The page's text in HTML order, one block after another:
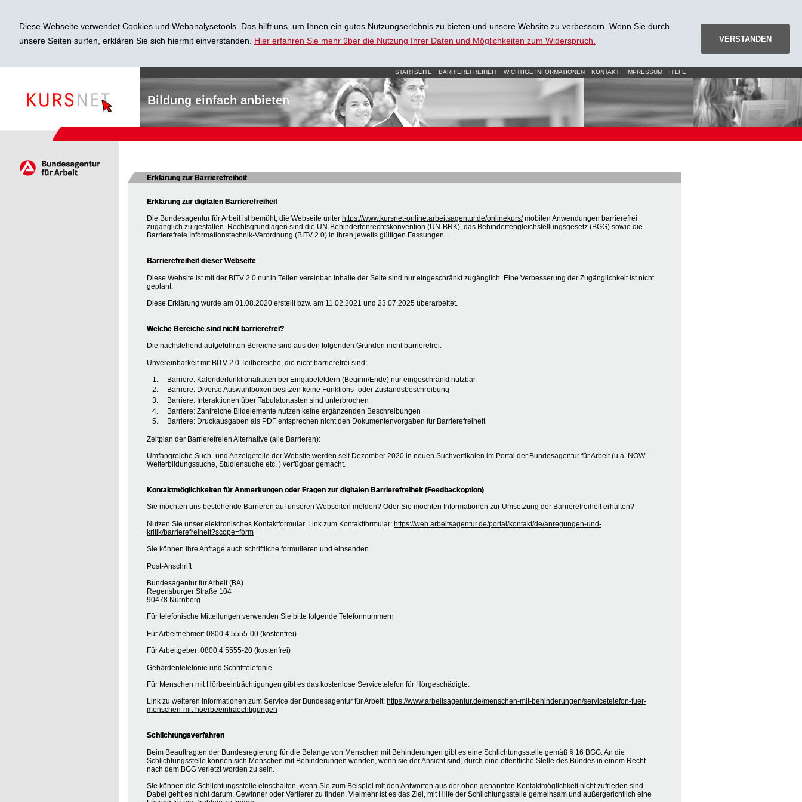
Diese Webseite verwendet Cookies und Webanalysetools. Das hilft uns, um Ihnen ein gutes Nutzungserlebnis zu bieten und unsere Website zu verbessern. Wenn Sie durch
unsere Seiten surfen, erklären Sie sich hiermit einverstanden. Hier erfahren Sie mehr über die Nutzung Ihrer Daten und Möglichkeiten zum Widerspruch. VERSTANDEN
STARTSEITE BARRIEREFREIHEIT WICHTIGE INFORMATIONEN KONTAKT IMPRESSUM HILFE
Bildung einfach anbieten
Erklärung zur Barrierefreiheit
Erklärung zur digitalen Barrierefreiheit
Die Bundesagentur für Arbeit ist bemüht, die Webseite unter https://www.kursnet-online.arbeitsagentur.de/onlinekurs/mobilen Anwendungen barrierefrei
zugänglich zu gestalten. Rechtsgrundlagen sind die UN-Behindertenrechtskonvention (UN-BRK), das Behindertengleichstellungsgesetz (BGG) sowie die
Barrierefreie Informationstechnik-Verordnung (BITV 2.0) in ihren jeweils gültigen Fassungen.
Barrierefreiheit dieser Webseite
Diese Website ist mit der BITV 2.0 nur in Teilen vereinbar. Inhalte der Seite sind nur eingeschränkt zugänglich. Eine Verbesserung der Zugänglichkeit ist nicht
geplant.
Diese Erklärung wurde am 01.08.2020 erstellt bzw. am 11.02.2021 und 23.07.2025 überarbeitet.
Welche Bereiche sind nicht barrierefrei?
Die nachstehend aufgeführten Bereiche sind aus den folgenden Gründen nicht barrierefrei:
Unvereinbarkeit mit BITV 2.0 Teilbereiche, die nicht barrierefrei sind:
Barriere: Kalenderfunktionalitäten bei Eingabefeldern (Beginn/Ende) nur eingeschränkt nutzbar
Barriere: Diverse Auswahlboxen besitzen keine Funktions- oder Zustandsbeschreibung
Barriere: Interaktionen über Tabulatortasten sind unterbrochen
Barriere: Zahlreiche Bildelemente nutzen keine ergänzenden Beschreibungen
Barriere: Druckausgaben als PDF entsprechen nicht den Dokumentenvorgaben für Barrierefreiheit
Zeitplan der Barrierefreien Alternative (alle Barrieren):
Umfangreiche Such- und Anzeigeteile der Website werden seit Dezember 2020 in neuen Suchvertikalen im Portal der Bundesagentur für Arbeit (u.a. NOW
Weiterbildungssuche, Studiensuche etc. ) verfügbar gemacht.
Kontaktmöglichkeiten für Anmerkungen oder Fragen zur digitalen Barrierefreiheit (Feedbackoption)
Sie möchten uns bestehende Barrieren auf unseren Webseiten melden? Oder Sie möchten Informationen zur Umsetzung der Barrierefreiheit erhalten?
Nutzen Sie unser elektronisches Kontaktformular. Link zum Kontaktformular: https://web.arbeitsagentur.de/portal/kontakt/de/anregungen-und-
kritik/barrierefreiheit?scope=form
Sie können ihre Anfrage auch schriftliche formulieren und einsenden.
Post-Anschrift
Bundesagentur für Arbeit (BA)
Regensburger Straße 104
90478 Nürnberg
Für telefonische Mitteilungen verwenden Sie bitte folgende Telefonnummern
Für Arbeitnehmer: 0800 4 5555-00 (kostenfrei)
Für Arbeitgeber: 0800 4 5555-20 (kostenfrei)
Gebärdentelefonie und Schrifttelefonie
Für Menschen mit Hörbeeinträchtigungen gibt es das kostenlose Servicetelefon für Hörgeschädigte.
Link zu weiteren Informationen zum Service der Bundesagentur für Arbeit: https://www.arbeitsagentur.de/menschen-mit-behinderungen/servicetelefon-fuer-
menschen-mit-hoerbeeintraechtigungen
Schlichtungsverfahren
Beim Beauftragten der Bundesregierung für die Belange von Menschen mit Behinderungen gibt es eine Schlichtungsstelle gemäß § 16 BGG. An die
Schlichtungsstelle können sich Menschen mit Behinderungen wenden, wenn sie der Ansicht sind, durch eine öffentliche Stelle des Bundes in einem Recht
nach dem BGG verletzt worden zu sein.
Sie können die Schlichtungsstelle einschalten, wenn Sie zum Beispiel mit den Antworten aus der oben genannten Kontaktmöglichkeit nicht zufrieden sind.
Dabei geht es nicht darum, Gewinner oder Verlierer zu finden. Vielmehr ist es das Ziel, mit Hilfe der Schlichtungsstelle gemeinsam und außergerichtlich eine